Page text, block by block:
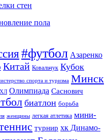
стен
пола
#футбол Азаренко
Китай Ковальчук Кубок
спорта и туризма Минск
Олимпиада Саснович
биатлон борьба
женщины легкая атлетика мини-
турнир хк Динамо-